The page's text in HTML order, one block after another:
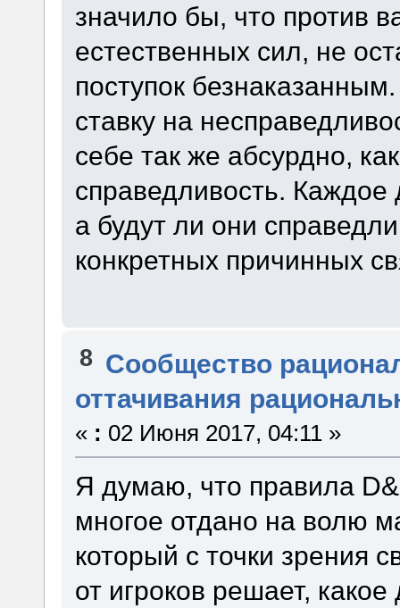
значило бы, что против
естественных сил, не
поступок
ставку на
себе так же абсурдно,
справедливость. Каждое
а будут ли они
конкретных причинных
8 Сообщество
оттачивания
« : 02 Июня 2017, 04:11 »
Я думаю, что правила
многое отдано на волю
который с точки зрения
от игроков решает,